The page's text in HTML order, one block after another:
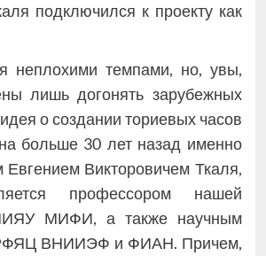
подключился к проекту как
неплохими темпами, но, увы,
лишь догонять зарубежных
о создании ториевых часов
больше 30 лет назад именно
Викторовичем Ткаля,
профессором нашей
МИФИ, а также научным
РФЯЦ ВНИИЭФ и ФИАН. Причем,